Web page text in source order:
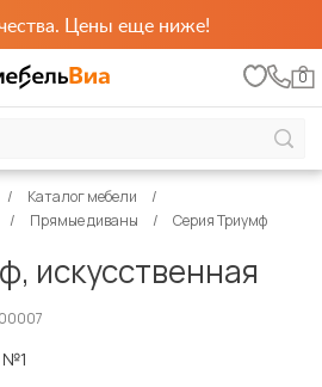
Цены еще ниже!
0
Каталог мебели
Прямые диваны Серия Триумф
искусственная